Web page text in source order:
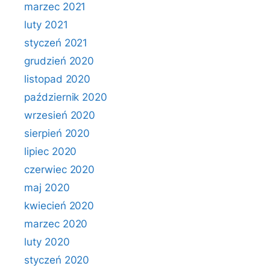
marzec 2021
luty 2021
styczeń 2021
grudzień 2020
listopad 2020
październik 2020
wrzesień 2020
sierpień 2020
lipiec 2020
czerwiec 2020
maj 2020
kwiecień 2020
marzec 2020
luty 2020
styczeń 2020